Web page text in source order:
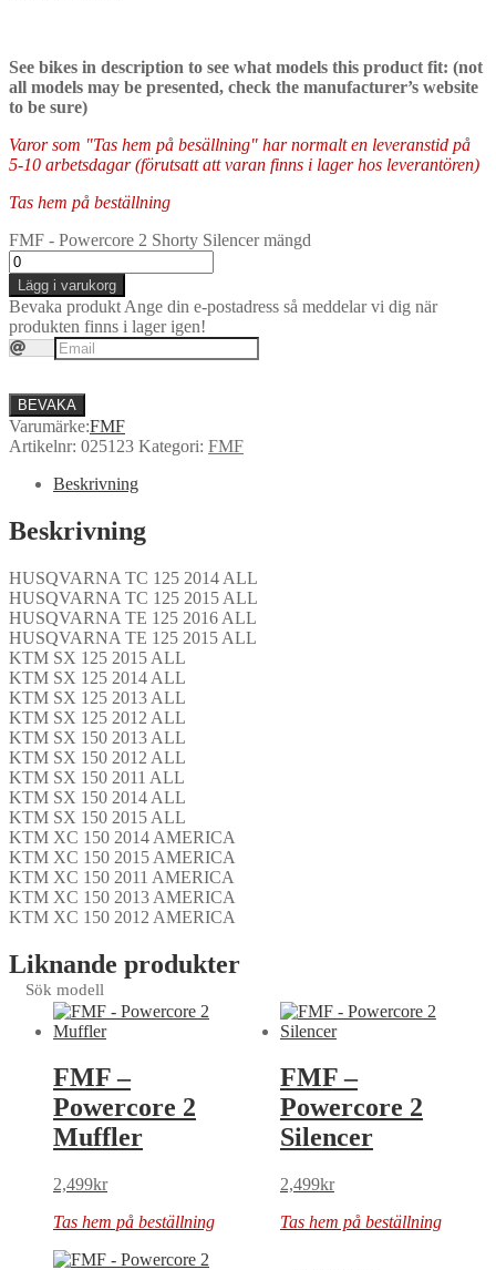
See bikes in description to see what models this product fit: (not
all models may be presented, check the manufacturer’s website
to be sure)
Varor som "Tas hem på besällning" har normalt en leveranstid på
5-10 arbetsdagar (förutsatt att varan finns i lager hos leverantören)
Tas hem på beställning
FMF - Powercore 2 Shorty Silencer mängd
Lägg i varukorg
Bevaka produkt Ange din e-postadress så meddelar vi dig när
produkten finns i lager igen!
BEVAKA
Varumärke:FMF
Artikelnr: 025123 Kategori: FMF
Beskrivning
Beskrivning
HUSQVARNA TC 125 2014 ALL
HUSQVARNA TC 125 2015 ALL
HUSQVARNA TE 125 2016 ALL
HUSQVARNA TE 125 2015 ALL
KTM SX 125 2015 ALL
KTM SX 125 2014 ALL
KTM SX 125 2013 ALL
KTM SX 125 2012 ALL
KTM SX 150 2013 ALL
KTM SX 150 2012 ALL
KTM SX 150 2011 ALL
KTM SX 150 2014 ALL
KTM SX 150 2015 ALL
KTM XC 150 2014 AMERICA
KTM XC 150 2015 AMERICA
KTM XC 150 2011 AMERICA
KTM XC 150 2013 AMERICA
KTM XC 150 2012 AMERICA
Liknande produkter
FMF –
Powercore 2
Muffler
2,499kr
Tas hem på beställning
FMF –
Powercore 2
Silencer
2,499kr
Tas hem på beställning
Sök modell